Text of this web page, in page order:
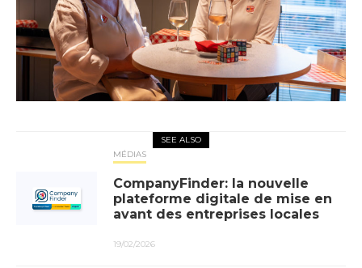
SEE ALSO
MÉDIAS
CompanyFinder: la nouvelle
plateforme digitale de mise en
avant des entreprises locales
19/02/2026